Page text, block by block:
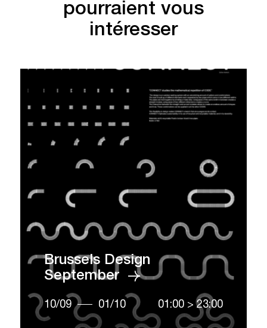
pourraient vous
intéresser
Brussels Design
September
10/09 01/10 01:00 > 23:00